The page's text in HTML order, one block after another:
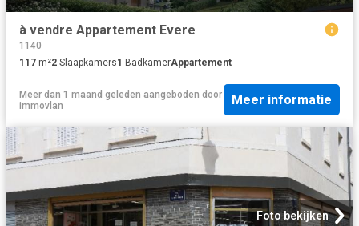
à vendre Appartement Evere
1140
117 m²2 Slaapkamers1 BadkamerAppartement
Meer dan 1 maand geleden aangeboden door
immovlan
Meer informatie
Foto bekijken